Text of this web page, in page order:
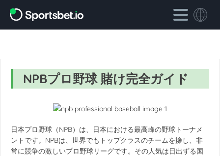
NPBプロ野球 賭け完全ガイド
日本プロ野球（NPB）は、日本における最高峰の野球トーナメ
ントです。NPBは、世界でもトップクラスのチームを擁し、非
常に競争の激しいプロ野球リーグです。その人気は日出ずる国